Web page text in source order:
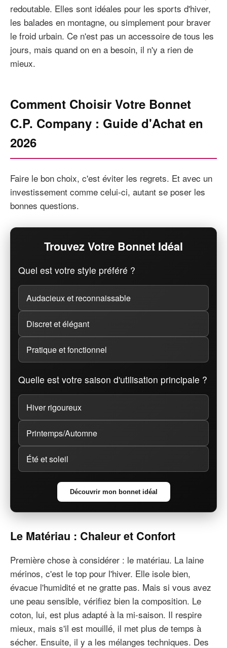
redoutable. Elles sont idéales pour les sports d'hiver,
les balades en montagne, ou simplement pour braver
le froid urbain. Ce n'est pas un accessoire de tous les
jours, mais quand on en a besoin, il n'y a rien de
mieux.
Comment Choisir Votre Bonnet
C.P. Company : Guide d'Achat en
2026
Faire le bon choix, c'est éviter les regrets. Et avec un
investissement comme celui-ci, autant se poser les
bonnes questions.
Trouvez Votre Bonnet Idéal
Quel est votre style préféré ?
Audacieux et reconnaissable
Discret et élégant
Pratique et fonctionnel
Quelle est votre saison d'utilisation principale ?
Hiver rigoureux
Printemps/Automne
Été et soleil
Découvrir mon bonnet idéal
Le Matériau : Chaleur et Confort
Première chose à considérer : le matériau. La laine
mérinos, c'est le top pour l'hiver. Elle isole bien,
évacue l'humidité et ne gratte pas. Mais si vous avez
une peau sensible, vérifiez bien la composition. Le
coton, lui, est plus adapté à la mi-saison. Il respire
mieux, mais s'il est mouillé, il met plus de temps à
sécher. Ensuite, il y a les mélanges techniques. Des